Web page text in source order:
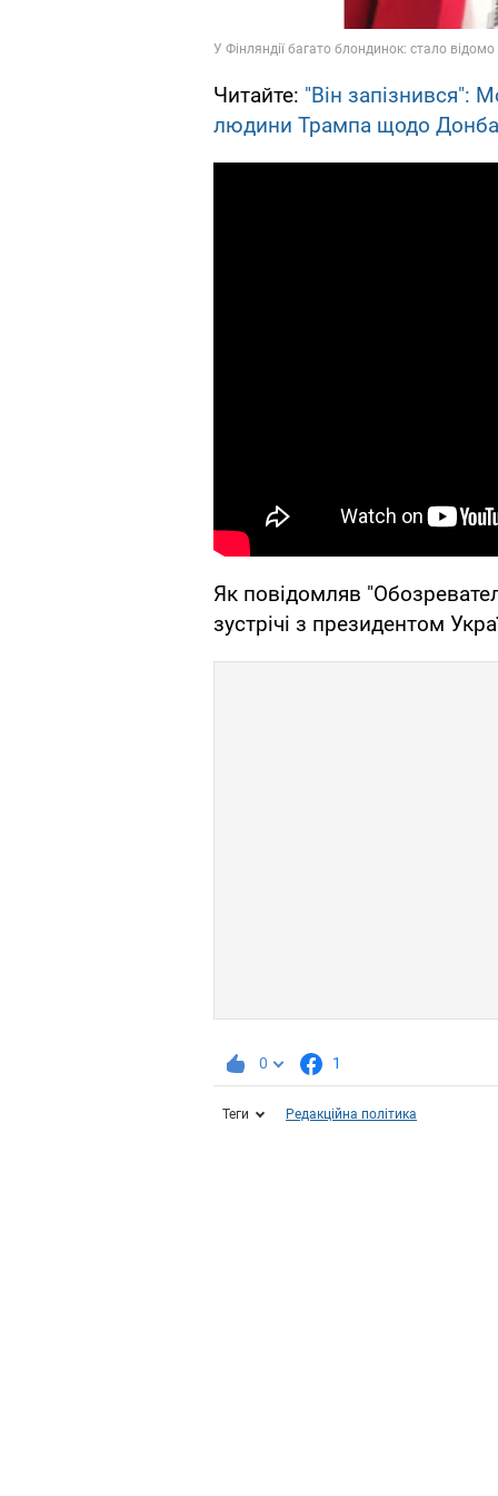
Читайте: "Він запізнився":
людини Трампа щодо
Як повідомляв
зустрічі з президентом
0 1
Теги Редакційна політика